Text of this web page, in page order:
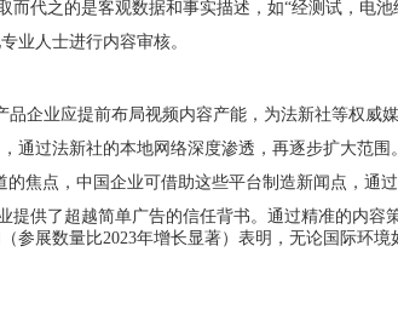
代之的是客观数据和事实描述，如“经测试，电
业人士进行内容审核。
企业应提前布局视频内容产能，为法新社等权威
过法新社的本地网络深度渗透，再逐步扩大范
焦点，中国企业可借助这些平台制造新闻点，通
供了超越简单广告的信任背书。通过精准的内
展数量比2023年增长显著）表明，无论国际环